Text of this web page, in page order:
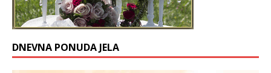
DNEVNA PONUDA JELA